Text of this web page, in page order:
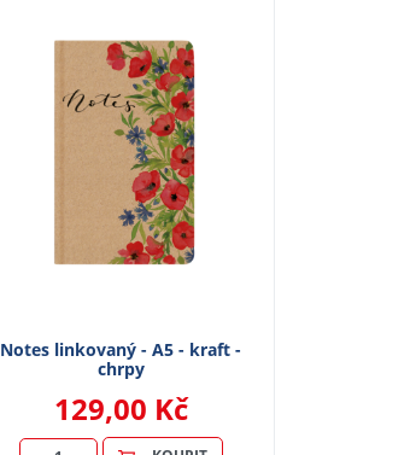
Notes linkovaný - A5 - kraft -
chrpy
129,00 Kč